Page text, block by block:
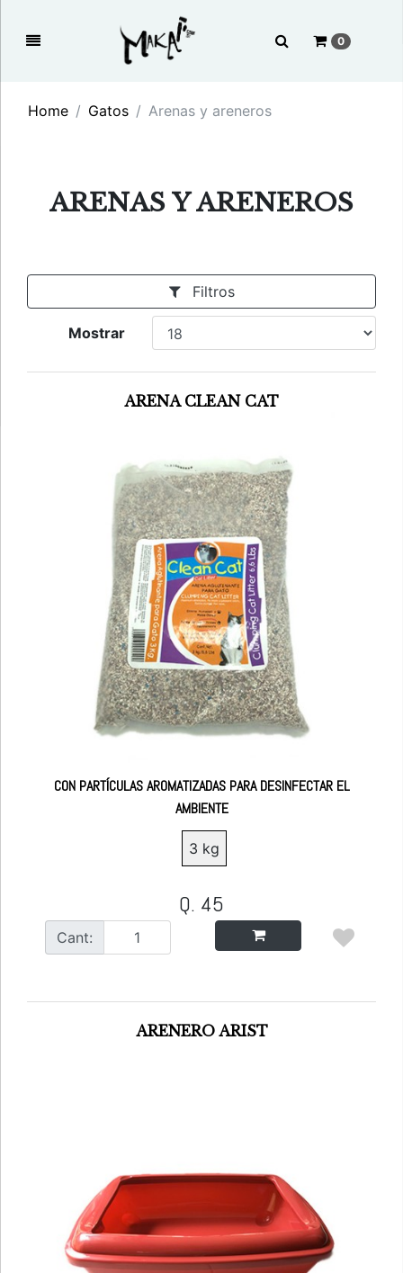
0
Home Gatos Arenas y areneros
ARENAS Y ARENEROS
Filtros
Mostrar
ARENA CLEAN CAT
CON PARTÍCULAS AROMATIZADAS PARA DESINFECTAR EL
AMBIENTE
3 kg
Q. 45
Cant:
ARENERO ARIST